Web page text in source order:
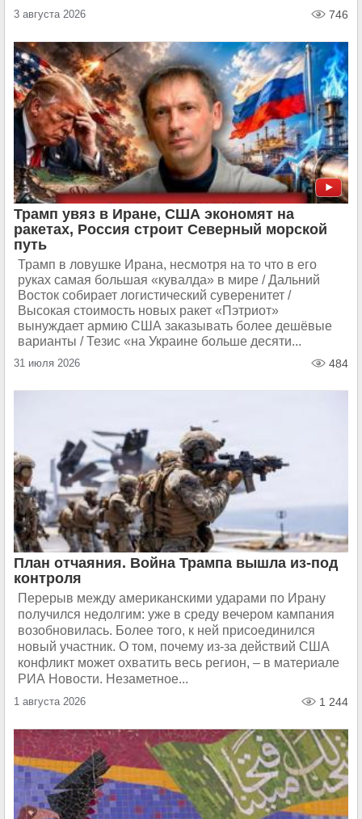
3 августа 2026 746
Трамп увяз в Иране, США экономят на
ракетах, Россия строит Северный морской
путь
Трамп в ловушке Ирана, несмотря на то что в его
руках самая большая «кувалда» в мире / Дальний
Восток собирает логистический суверенитет /
Высокая стоимость новых ракет «Пэтриот»
вынуждает армию США заказывать более дешёвые
варианты / Тезис «на Украине больше десяти...
31 июля 2026 484
План отчаяния. Война Трампа вышла из-под
контроля
Перерыв между американскими ударами по Ирану
получился недолгим: уже в среду вечером кампания
возобновилась. Более того, к ней присоединился
новый участник. О том, почему из-за действий США
конфликт может охватить весь регион, – в материале
РИА Новости. Незаметное...
1 августа 2026 1 244